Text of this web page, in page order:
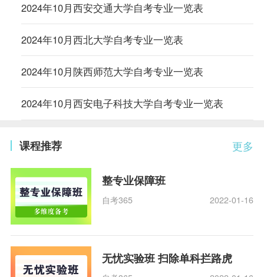
2024年10月西安交通大学自考专业一览表
2024年10月西北大学自考专业一览表
2024年10月陕西师范大学自考专业一览表
2024年10月西安电子科技大学自考专业一览表
更多
课程推荐
整专业保障班
自考365 2022-01-16
无忧实验班 扫除单科拦路虎